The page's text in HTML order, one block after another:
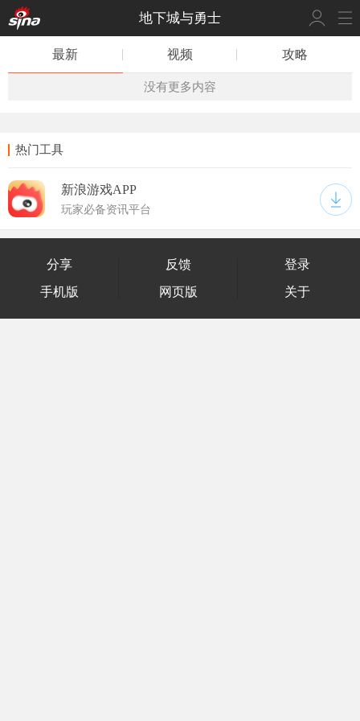
地下城与勇士
最新 视频 攻略
没有更多内容
热门工具
新浪游戏APP
玩家必备资讯平台
分享
手机版
反馈
网页版
登录
关于